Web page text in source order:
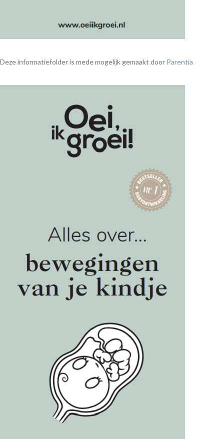
Deze informatiefolder is mede mogelijk gemaakt door Parentia